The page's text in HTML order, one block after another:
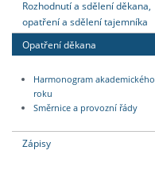
Rozhodnutí a sdělení děkana,
opatření a sdělení tajemníka
Opatření děkana
Harmonogram akademického
roku
Směrnice a provozní řády
Zápisy